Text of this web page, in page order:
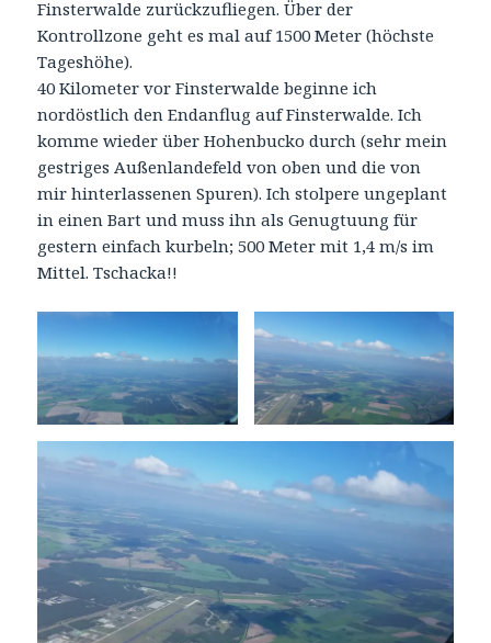
Finsterwalde zurückzufliegen. Über der
Kontrollzone geht es mal auf 1500 Meter (höchste
Tageshöhe).
40 Kilometer vor Finsterwalde beginne ich
nordöstlich den Endanflug auf Finsterwalde. Ich
komme wieder über Hohenbucko durch (sehr mein
gestriges Außenlandefeld von oben und die von
mir hinterlassenen Spuren). Ich stolpere ungeplant
in einen Bart und muss ihn als Genugtuung für
gestern einfach kurbeln; 500 Meter mit 1,4 m/s im
Mittel. Tschacka!!